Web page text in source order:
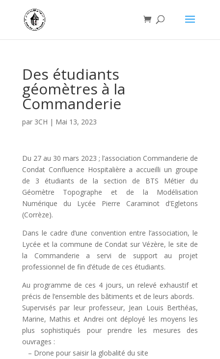
Des étudiants
géomètres à la
Commanderie
par 3CH | Mai 13, 2023
Du 27 au 30 mars 2023 ; l’association Commanderie de
Condat Confluence Hospitalière a accueilli un groupe
de 3 étudiants de la section de BTS Métier du
Géomètre Topographe et de la Modélisation
Numérique du Lycée Pierre Caraminot d’Egletons
(Corrèze).
Dans le cadre d’une convention entre l’association, le
Lycée et la commune de Condat sur Vézère, le site de
la Commanderie a servi de support au projet
professionnel de fin d’étude de ces étudiants.
Au programme de ces 4 jours, un relevé exhaustif et
précis de l’ensemble des bâtiments et de leurs abords.
Supervisés par leur professeur, Jean Louis Berthéas,
Marine, Mathis et Andrei ont déployé les moyens les
plus sophistiqués pour prendre les mesures des
ouvrages :
– Drone pour saisir la globalité du site